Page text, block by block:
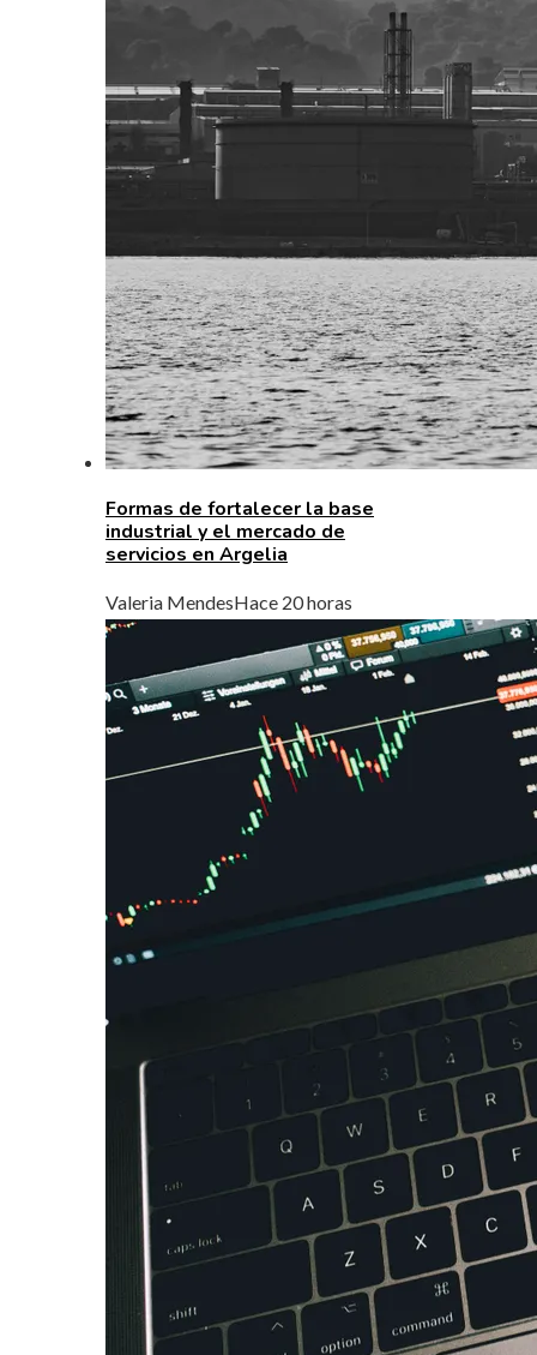
Formas de fortalecer la base
industrial y el mercado de
servicios en Argelia
Valeria MendesHace 20 horas